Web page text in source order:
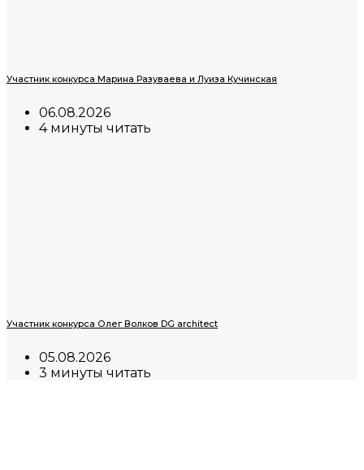
Участник конкурса Марина Разуваева и Луиза Кучинская
06.08.2026
4 минуты читать
Участник конкурса Олег Волков DG architect
05.08.2026
3 минуты читать